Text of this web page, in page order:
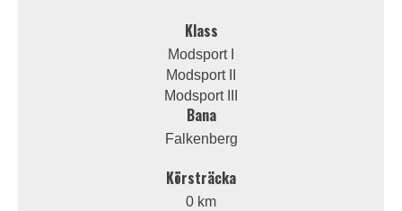
Klass
Modsport I
Modsport II
Modsport III
Bana
Falkenberg
Körsträcka
0 km